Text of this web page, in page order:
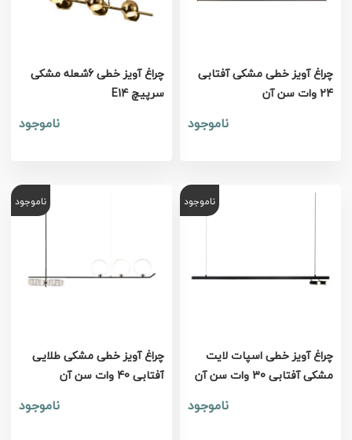
چراغ آویز خطی مشکی آفتابی
24 وات سن آن
ناموجود
چراغ آویز خطی 6شعله مشکی
سرپیچ E14
ناموجود
چراغ آویز خطی اسپات لایت
مشکی آفتابی 30 وات سن آن
ناموجود
ناموجود
چراغ آویز خطی مشکی طلایی
آفتابی 40 وات سن آن
ناموجود
ناموجود